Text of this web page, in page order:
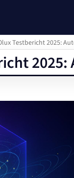
Testbericht 2025: